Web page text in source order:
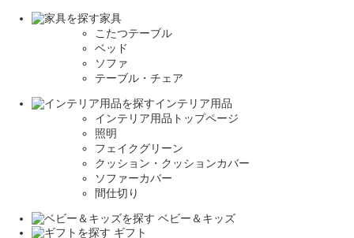
家具
こたつテーブル
ベッド
ソファ
テーブル・チェア
インテリア用品
インテリア用品トップページ
照明
フェイクグリーン
クッション・クッションカバー
ソファーカバー
間仕切り
ベビー＆キッズ
ギフト